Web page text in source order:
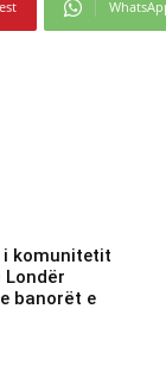
i komunitetit
banorët e